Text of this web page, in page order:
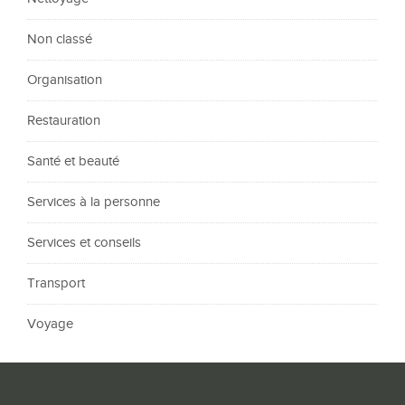
Non classé
Organisation
Restauration
Santé et beauté
Services à la personne
Services et conseils
Transport
Voyage